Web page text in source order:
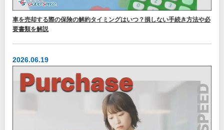
車を売却する際の保険の解約タイミングはいつ？損しない手続き方法や必
要書類を解説
2026.06.19